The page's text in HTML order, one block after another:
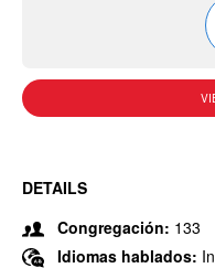
DETAILS
Congregación: 133
Idiomas hablados: